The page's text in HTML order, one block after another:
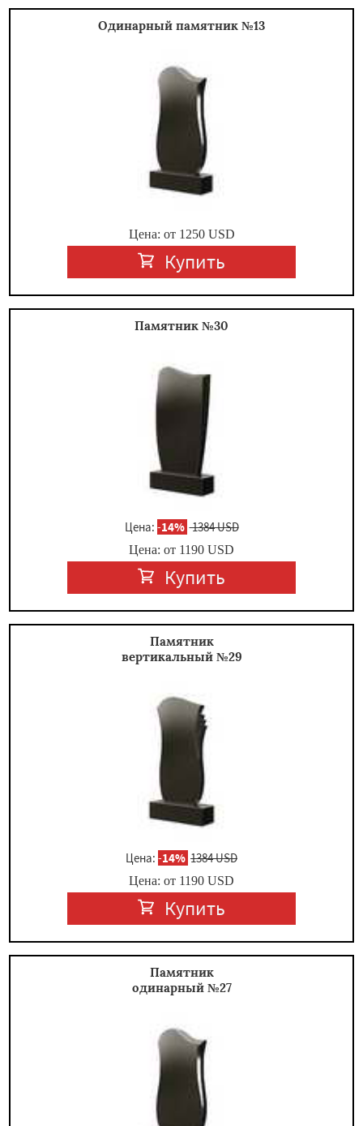
Одинарный памятник №13
Цена: от 1250USD
Купить
Памятник №30
Цена: -14% 1384 USD
Цена: от 1190 USD
Купить
Памятник
вертикальный №29
Цена: -14% 1384 USD
Цена: от 1190 USD
Купить
Памятник
одинарный №27